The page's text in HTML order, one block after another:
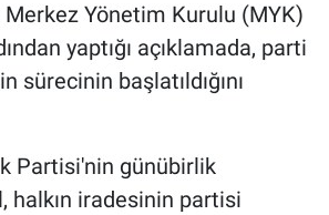
Merkez Yönetim Kurulu (MYK)
yaptığı açıklamada, parti
sürecinin başlatıldığını
Partisi'nin günübirlik
halkın iradesinin partisi